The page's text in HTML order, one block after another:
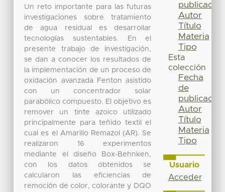
Un reto importante para las futuras
investigaciones sobre tratamiento
de agua residual es desarrollar
tecnologías sustentables. En el
presente trabajo de investigación,
se dan a conocer los resultados de
la implementación de un proceso de
oxidación avanzada Fenton asistido
con un concentrador solar
parabólico compuesto. El objetivo es
remover un tinte azoico utilizado
principalmente para teñido textil el
cual es el Amarillo Remazol (AR). Se
realizaron 16 experimentos
mediante el diseño Box-Behnken,
con los datos obtenidos se
calcularon las eficiencias de
remoción de color, colorante y DQO
publicación
Autor
Título
Materia
Tipo
Esta
colección
Fecha
de
publicación
Autor
Título
Materia
Tipo
Usuario
Acceder